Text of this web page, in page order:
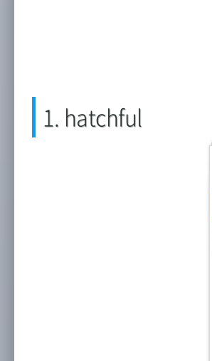
1. hatchful